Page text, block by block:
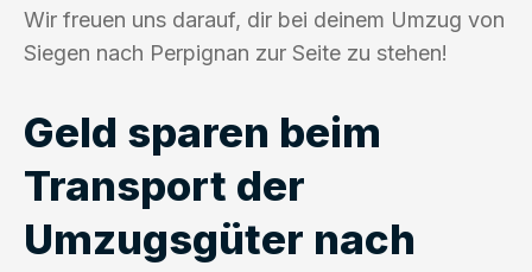
Wir freuen uns darauf, dir bei deinem Umzug von
Siegen nach Perpignan zur Seite zu stehen!
Geld sparen beim
Transport der
Umzugsgüter nach